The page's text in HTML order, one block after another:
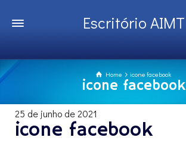
Escritório AIMT
Home icone facebook
icone facebook
25 de junho de 2021
icone facebook